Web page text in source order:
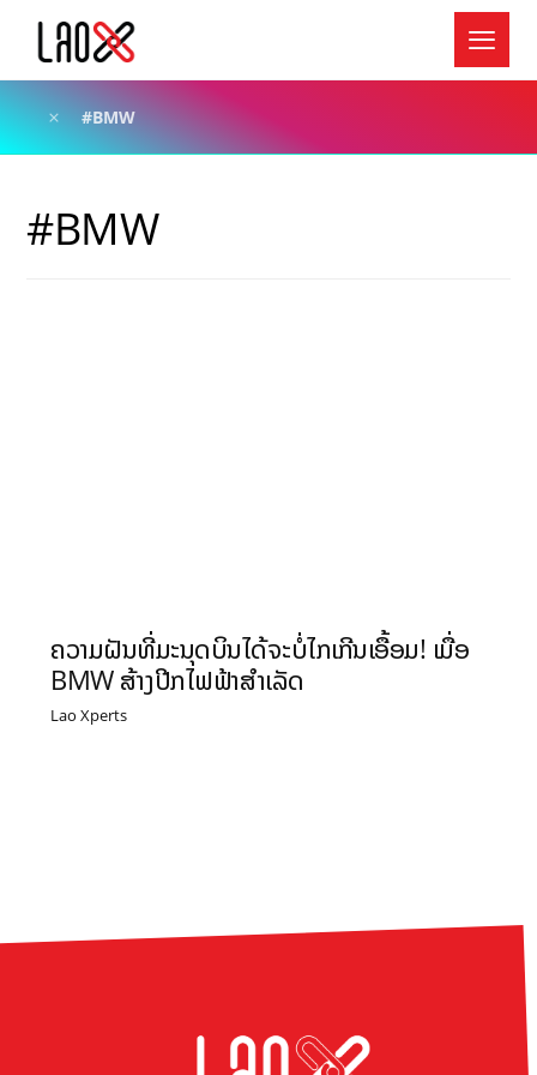
#BMW
#BMW
ຄວາມຝັນທີ່ມະນຸດບິນໄດ້ຈະບໍ່ໄກເກີນເອື້ອມ! ເມື່ອ
BMW ສ້າງປີກໄຟຟ້າສຳເລັດ
Lao Xperts